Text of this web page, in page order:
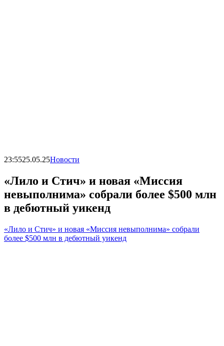
23:5525.05.25Новости
«Лило и Стич» и новая «Миссия
невыполнима» собрали более $500 млн
в дебютный уикенд
«Лило и Стич» и новая «Миссия невыполнима» собрали
более $500 млн в дебютный уикенд